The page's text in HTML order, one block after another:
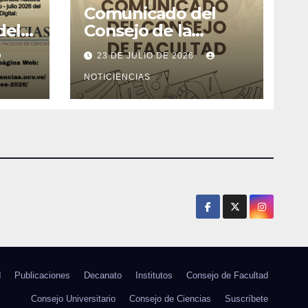
de
Comunicado del
Consejo de la
Facultad de Ciencias
23 DE JULIO DE 2026
NOTICIENCIAS
Publicaciones Decanato Institutos Consejo de Facultad
Consejo Universitario Consejo de Ciencias Suscríbete